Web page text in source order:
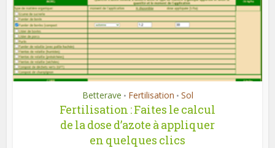
Betterave • Fertilisation • Sol
Fertilisation : Faites le calcul
de la dose d’azote à appliquer
en quelques clics